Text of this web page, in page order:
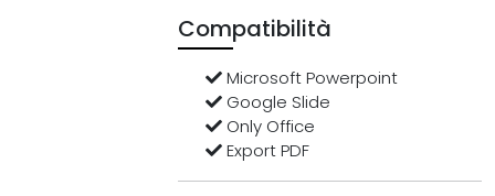
Compatibilità
Microsoft Powerpoint
Google Slide
Only Office
Export PDF